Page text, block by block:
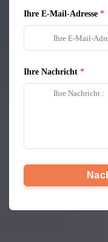
Ihre E-Mail-Adresse
Ihre Nachricht